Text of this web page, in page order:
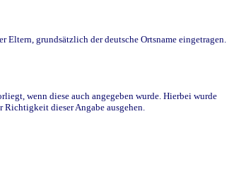
grundsätzlich der deutsche Ortsname eingetragen.
wenn diese auch angegeben wurde. Hierbei wurde
dieser Angabe ausgehen.